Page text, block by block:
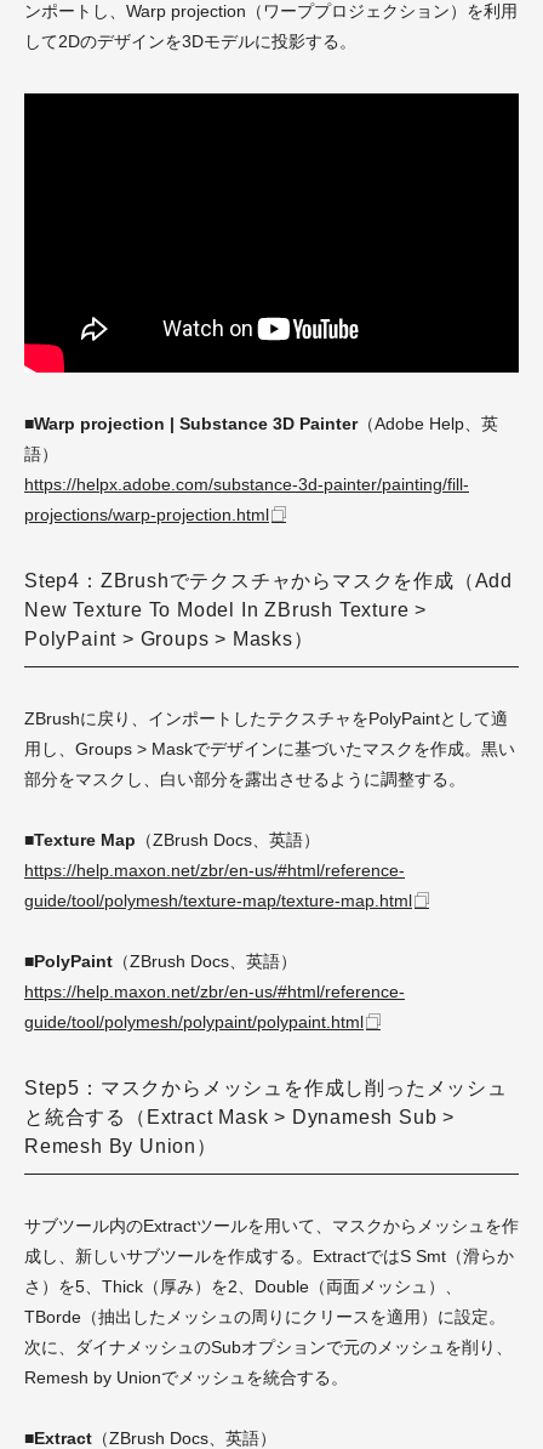
ンポートし、Warp projection（ワーププロジェクション）を利用
して2Dのデザインを3Dモデルに投影する。
■Warp projection | Substance 3D Painter（Adobe Help、英
語）
https://helpx.adobe.com/substance-3d-painter/painting/fill-
projections/warp-projection.html
Step4：ZBrushでテクスチャからマスクを作成（Add
New Texture To Model In ZBrush Texture >
PolyPaint > Groups > Masks）
ZBrushに戻り、インポートしたテクスチャをPolyPaintとして適
用し、Groups > Maskでデザインに基づいたマスクを作成。黒い
部分をマスクし、白い部分を露出させるように調整する。
■Texture Map （ZBrush Docs、英語）
https://help.maxon.net/zbr/en-us/#html/reference-
guide/tool/polymesh/texture-map/texture-map.html
■PolyPaint （ZBrush Docs、英語）
https://help.maxon.net/zbr/en-us/#html/reference-
guide/tool/polymesh/polypaint/polypaint.html
Step5：マスクからメッシュを作成し削ったメッシュ
と統合する（Extract Mask > Dynamesh Sub >
Remesh By Union）
サブツール内のExtractツールを用いて、マスクからメッシュを作
成し、新しいサブツールを作成する。ExtractではS Smt（滑らか
さ）を5、Thick（厚み）を2、Double（両面メッシュ）、
TBorde（抽出したメッシュの周りにクリースを適用）に設定。
次に、ダイナメッシュのSubオプションで元のメッシュを削り、
Remesh by Unionでメッシュを統合する。
■Extract （ZBrush Docs、英語）